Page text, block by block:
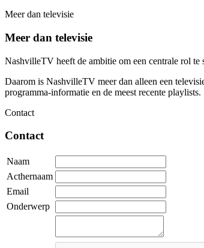
Meer dan televisie
Meer dan televisie
NashvilleTV heeft de ambitie om een centrale rol
Daarom is NashvilleTV meer dan alleen een
programma-informatie en de meest recente playlists.
Contact
Contact
Naam
Acthernaam
Email
Onderwerp